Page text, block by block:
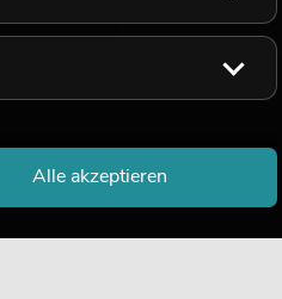
Jetzt lesen
Alle akzeptieren